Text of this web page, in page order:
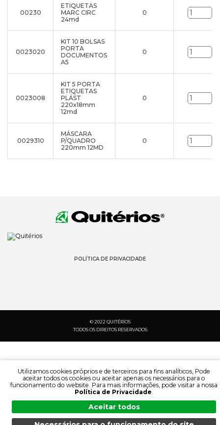
00230
ETIQUETAS
MARC CIRC
24md
0
0023020
KIT 10 BOLSAS
PORTA
DOCUMENTOS
A5
0
0023008
KIT 5 PORTA
ETIQUETAS
PLÁST
220x18mm
12md
0
0029310
MÁSCARA
P/QUADRO
220mm 12MD
0
POLÍTICA DE PRIVACIDADE
© 2022 QUITÉRIOS
TODOS OS DIREITOS RESERVADOS
Utilizamos cookies próprios e de terceiros para fins analíticos, Pode
aceitar todos os cookies ou aceitar apenas os necessários para o
funcionamento do website. Para mais informações, pode visitar a nossa
Política de Privacidade.
Aceitar todos